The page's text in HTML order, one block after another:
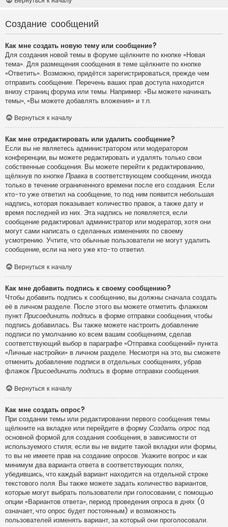
Создание сообщений
Как мне создать новую тему или сообщение?
Для создания новой темы в форуме щёлкните по кнопке «Новая
тема». Для размещения сообщения в теме щёлкните по кнопке
«Ответить». Возможно, придётся зарегистрироваться, прежде чем
отправить сообщение. Перечень ваших прав доступа находится
внизу страниц форума или темы. Например: «Вы можете начинать
темы», «Вы можете добавлять вложения» и т.п.
Вернуться к началу
Как мне отредактировать или удалить сообщение?
Если вы не являетесь администратором или модератором
конференции, вы можете редактировать и удалять только свои
собственные сообщения. Вы можете перейти к редактированию,
щёлкнув по кнопке Правка в соответствующем сообщении, иногда
только в течение ограниченного времени после его создания. Если
кто-то уже ответил на сообщение, то под ним появится небольшая
надпись, которая показывает количество правок, а также дату и
время последней из них. Эта надпись не появляется, если
сообщение редактировал администратор или модератор, хотя они
могут сами написать о сделанных изменениях по своему
усмотрению. Учтите, что обычные пользователи не могут удалить
сообщение, если на него уже кто-то ответил.
Вернуться к началу
Как мне добавить подпись к своему сообщению?
Чтобы добавить подпись к сообщению, вы должны сначала создать
её в личном разделе. После этого вы можете отметить флажком
пункт Присоединить подпись в форме отправки сообщения, чтобы
подпись добавилась. Вы также можете настроить добавление
подписи по умолчанию ко всем вашим сообщениям, сделав
соответствующий выбор в параграфе «Отправка сообщений» пункта
«Личные настройки» в личном разделе. Несмотря на это, вы сможете
отменить добавление подписи в отдельных сообщениях, убрав
флажок Присоединить подпись в форме отправки сообщения.
Вернуться к началу
Как мне создать опрос?
При создании темы или редактировании первого сообщения темы
щёлкните на вкладке или перейдите в форму Создать опрос под
основной формой для создания сообщения, в зависимости от
используемого стиля; если вы не видите такой вкладки или формы,
то вы не имеете прав на создание опросов. Укажите вопрос и как
минимум два варианта ответа в соответствующих полях,
убедившись, что каждый вариант находится на отдельной строке
текстового поля. Вы также можете задать количество вариантов,
которые могут выбрать пользователи при голосовании, с помощью
опции «Вариантов ответа», период проведения опроса в днях (0
означает, что опрос будет постоянным) и возможность
пользователей изменять вариант, за который они проголосовали.